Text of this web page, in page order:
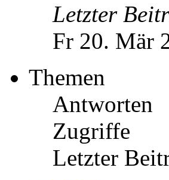
Letzter
Fr 20. Mär
Themen
Antworten
Zugriffe
Letzter